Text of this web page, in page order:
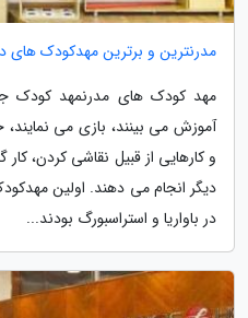
مدرنترین و برترین مهدکودک های
مهد کودک های مدرنمهد کودک
آموزش می بینند، بازی می
و کارهایی از قبیل نقاشی کردن،
دیگر انجام می دهند. اولین
در باواریا و استراسبورگ بودند...